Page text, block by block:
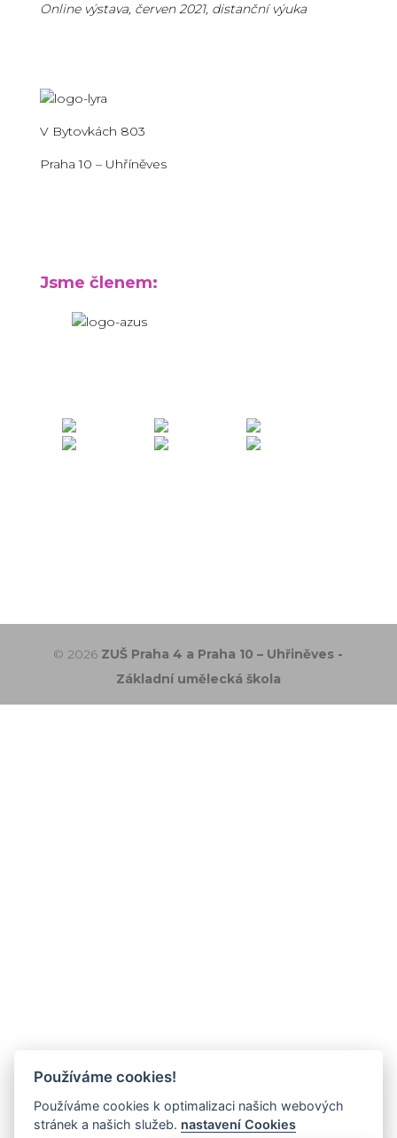
Online výstava, červen 2021, distanční výuka
V Bytovkách 803
Praha 10 – Uhříněves
Jsme členem:
© 2026 ZUŠ Praha 4 a Praha 10 – Uhřiněves -
Základní umělecká škola
Používáme cookies!
Používáme cookies k optimalizaci našich webových
stránek a našich služeb. nastavení Cookies